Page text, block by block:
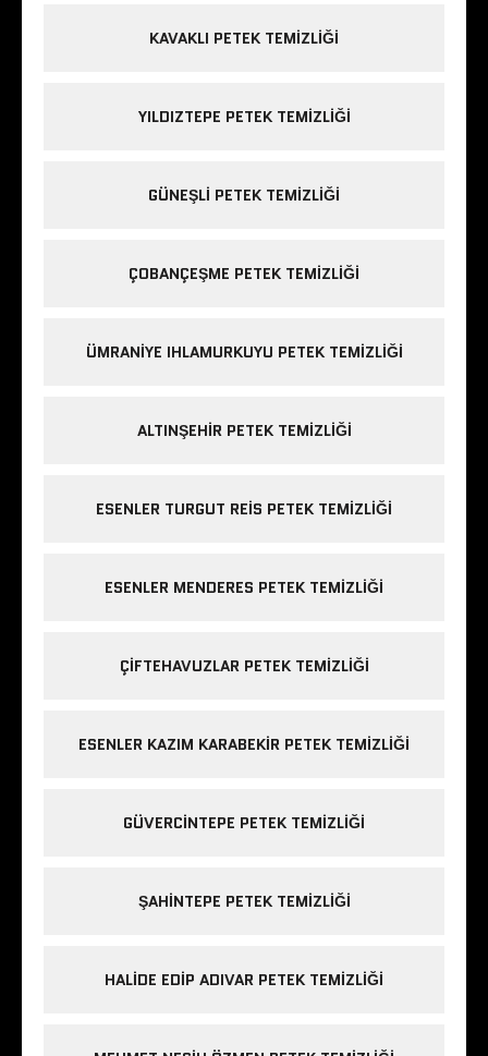
KAVAKLI PETEK TEMIZLIĞI
YILDIZTEPE PETEK TEMIZLIĞI
GÜNEŞLI PETEK TEMIZLIĞI
ÇOBANÇEŞME PETEK TEMIZLIĞI
ÜMRANIYE IHLAMURKUYU PETEK TEMIZLIĞI
ALTINŞEHIR PETEK TEMIZLIĞI
ESENLER TURGUT REIS PETEK TEMIZLIĞI
ESENLER MENDERES PETEK TEMIZLIĞI
ÇIFTEHAVUZLAR PETEK TEMIZLIĞI
ESENLER KAZIM KARABEKIR PETEK TEMIZLIĞI
GÜVERCINTEPE PETEK TEMIZLIĞI
ŞAHINTEPE PETEK TEMIZLIĞI
HALIDE EDIP ADIVAR PETEK TEMIZLIĞI